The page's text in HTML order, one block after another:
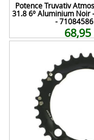
Potence Truvativ
31.8 6º Aluminium Noir
-